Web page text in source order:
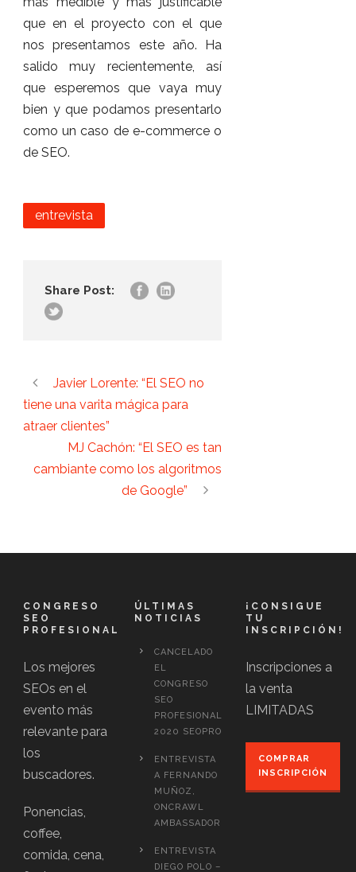
que en el proyecto con el que
nos presentamos este año. Ha
salido muy recientemente, así
que esperemos que vaya muy
bien y que podamos presentarlo
como un caso de e-commerce o
de SEO.
entrevista
Share Post:
Javier Lorente: “El SEO no
tiene una varita mágica para
atraer clientes”
MJ Cachón: “El SEO es tan
cambiante como los algoritmos
de Google”
CONGRESO
SEO
PROFESIONAL
Los mejores
SEOs en el
evento más
relevante para
los
buscadores.
Ponencias,
coffee,
comida, cena,
ÚLTIMAS
NOTICIAS
CANCELADO
EL
CONGRESO
SEO
PROFESIONAL
2020 SEOPRO
ENTREVISTA
A FERNANDO
MUÑOZ,
ONCRAWL
AMBASSADOR
ENTREVISTA
DIEGO POLO –
¡CONSIGUE
TU
INSCRIPCIÓN!
Inscripciones a
la venta
LIMITADAS
COMPRAR
INSCRIPCIÓN